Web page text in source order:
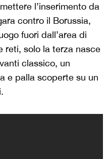
l’inserimento da
contro il Borussia,
fuori dall’area di
reti, solo la terza nasce
classico, un
e palla scoperte su un